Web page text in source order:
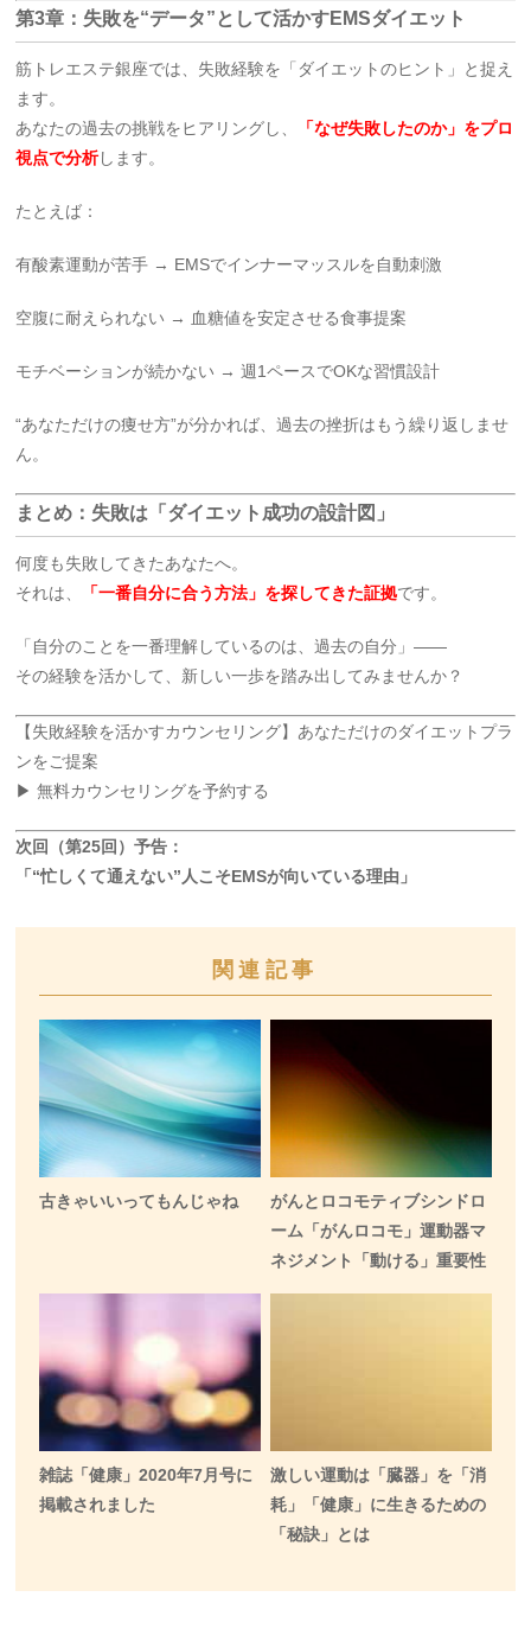
第3章：失敗を“データ”として活かすEMSダイエット
筋トレエステ銀座では、失敗経験を「ダイエットのヒント」と捉え
ます。
あなたの過去の挑戦をヒアリングし、
「なぜ失敗したのか」をプロ
視点で分析します。
たとえば：
有酸素運動が苦手 → EMSでインナーマッスルを自動刺激
空腹に耐えられない → 血糖値を安定させる食事提案
モチベーションが続かない → 週1ペースでOKな習慣設計
“あなただけの痩せ方”が分かれば、過去の挫折はもう繰り返しませ
ん。
まとめ：失敗は「ダイエット成功の設計図」
何度も失敗してきたあなたへ。
それは、
「一番自分に合う方法」を探してきた証拠です。
「自分のことを一番理解しているのは、過去の自分」——
その経験を活かして、新しい一歩を踏み出してみませんか？
【失敗経験を活かすカウンセリング】あなただけのダイエットプラ
ンをご提案
▶ 無料カウンセリングを予約する
次回（第25回）予告：
「“忙しくて通えない”人こそEMSが向いている理由」
関連記事
古きゃいいってもんじゃね
がんとロコモティブシンドロ
ーム「がんロコモ」運動器マ
ネジメント「動ける」重要性
雑誌「健康」2020年7月号に
掲載されました
激しい運動は「臓器」を「消
耗」「健康」に生きるための
「秘訣」とは